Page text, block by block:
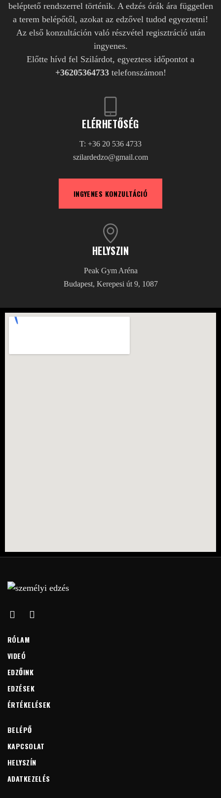
beléptető rendszerrel történik. A edzés órák ára független
a terem belépőtől, azokat az edzővel tudod egyeztetni!
Az első konzultáción való részvétel regisztráció után
ingyenes.
Előtte hívd fel Szilárdot, egyeztess időpontot a
+36205364733telefonszámon!
ELÉRHETŐSÉG
T: +36 20 536 4733
szilardedzo@gmail.com
INGYENES KONZULTÁCIÓ
HELYSZIN
Peak Gym Aréna
Budapest, Kerepesi út 9, 1087
RÓLAM
VIDEÓ
EDZŐINK
EDZÉSEK
ÉRTÉKELÉSEK
BELÉPŐ
KAPCSOLAT
HELYSZÍN
ADATKEZELÉS